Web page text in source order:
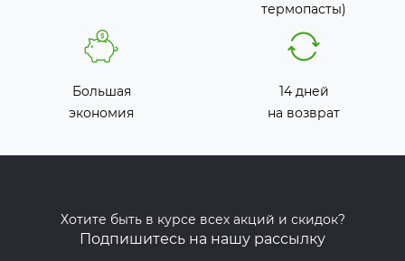
термопасты)
Большая
экономия
14 дней
на возврат
Хотите быть в курсе всех акций и скидок?
Подпишитесь на нашу рассылку